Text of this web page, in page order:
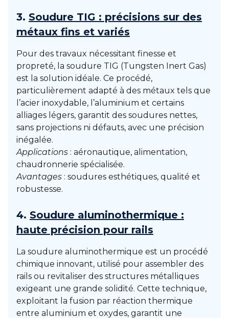
3. Soudure TIG : précisions sur des
métaux fins et variés
Pour des travaux nécessitant finesse et
propreté, la soudure TIG (Tungsten Inert Gas)
est la solution idéale. Ce procédé,
particulièrement adapté à des métaux tels que
l’acier inoxydable, l’aluminium et certains
alliages légers, garantit des soudures nettes,
sans projections ni défauts, avec une précision
inégalée.
Applications : aéronautique, alimentation,
chaudronnerie spécialisée.
Avantages : soudures esthétiques, qualité et
robustesse.
4. Soudure aluminothermique :
haute précision pour rails
La soudure aluminothermique est un procédé
chimique innovant, utilisé pour assembler des
rails ou revitaliser des structures métalliques
exigeant une grande solidité. Cette technique,
exploitant la fusion par réaction thermique
entre aluminium et oxydes, garantit une